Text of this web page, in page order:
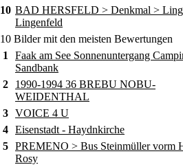
10 BAD HERSFELD > Denkmal >
Lingenfeld
10 Bilder mit den meisten Bewertungen
1
Faak am See Sonnenuntergang
Sandbank
2
1990-1994 36 BREBU NOBU-
WEIDENTHAL
3 VOICE 4 U
4 Eisenstadt - Haydnkirche
5 PREMENO > Bus Steinmüller vorm
Rosy